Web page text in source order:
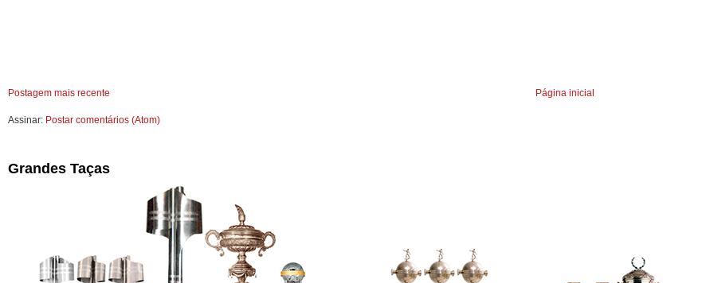
Postagem mais recente Página inicial
Assinar: Postar comentários (Atom)
Grandes Taças